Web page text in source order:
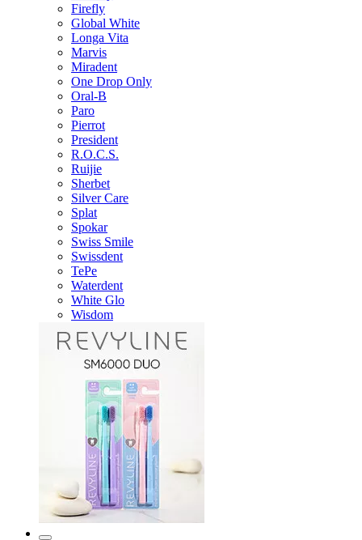
Firefly
Global White
Longa Vita
Marvis
Miradent
One Drop Only
Oral-B
Paro
Pierrot
President
R.O.C.S.
Ruijie
Sherbet
Silver Care
Splat
Spokar
Swiss Smile
Swissdent
TePe
Waterdent
White Glo
Wisdom